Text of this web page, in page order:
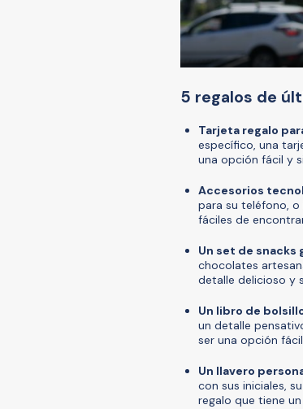
5 regalos de
Tarjeta regalo
específico, una
una opción fácil y
Accesorios
para su teléfono,
fáciles de
Un set de snacks
chocolates
detalle delicioso y
Un libro de
un detalle
ser una opción
Un llavero
con sus iniciales,
regalo que tiene